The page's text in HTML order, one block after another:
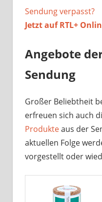
Sendung verpasst?
Jetzt aufRTL+
Angebote
Sendung
Großer Beliebtheit
erfreuen sich auch
Produkteaus der
aktuellen Folge
vorgestellt oder